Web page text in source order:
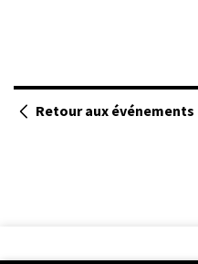
Retour aux événements